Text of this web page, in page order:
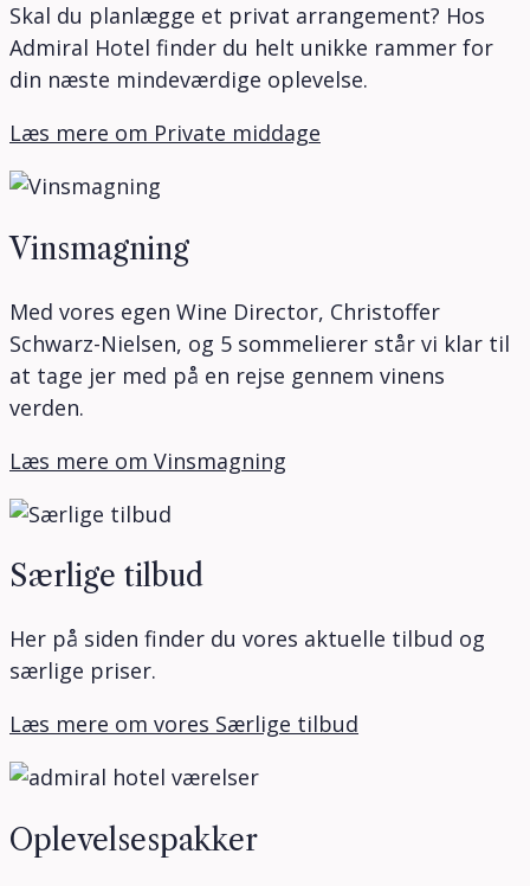
Skal du planlægge et privat arrangement? Hos
Admiral Hotel finder du helt unikke rammer for
din næste mindeværdige oplevelse.
Læs mere om Private middage
Vinsmagning
Med vores egen Wine Director, Christoffer
Schwarz-Nielsen, og 5 sommelierer står vi klar til
at tage jer med på en rejse gennem vinens
verden.
Læs mere om Vinsmagning
Særlige tilbud
Her på siden finder du vores aktuelle tilbud og
særlige priser.
Læs mere om vores Særlige tilbud
Oplevelsespakker